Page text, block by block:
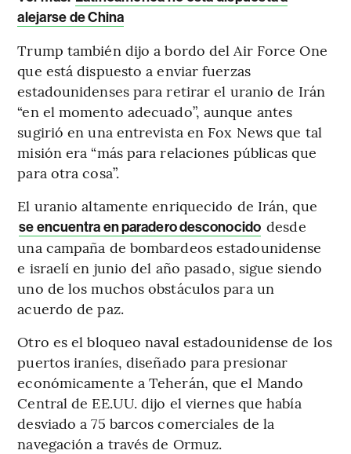
alejarse de China
Trump también dijo a bordo del Air Force One
que está dispuesto a enviar fuerzas
estadounidenses para retirar el uranio de Irán
“en el momento adecuado”, aunque antes
sugirió en una entrevista en Fox News que tal
misión era “más para relaciones públicas que
para otra cosa”.
El uranio altamente enriquecido de Irán, que
se encuentra en paradero desconocido desde
una campaña de bombardeos estadounidense
e israelí en junio del año pasado, sigue siendo
uno de los muchos obstáculos para un
acuerdo de paz.
Otro es el bloqueo naval estadounidense de los
puertos iraníes, diseñado para presionar
económicamente a Teherán, que el Mando
Central de EE.UU. dijo el viernes que había
desviado a 75 barcos comerciales de la
navegación a través de Ormuz.